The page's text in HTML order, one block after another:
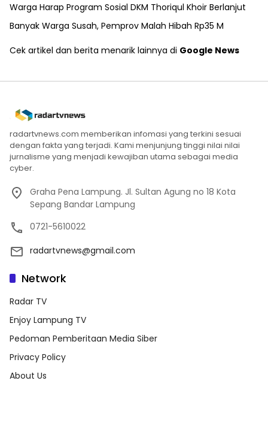
Warga Harap Program Sosial DKM Thoriqul Khoir Berlanjut
Banyak Warga Susah, Pemprov Malah Hibah Rp35 M
Cek artikel dan berita menarik lainnya di Google News
radartvnews.com memberikan infomasi yang terkini sesuai
dengan fakta yang terjadi. Kami menjunjung tinggi nilai nilai
jurnalisme yang menjadi kewajiban utama sebagai media
cyber.
Graha Pena Lampung. Jl. Sultan Agung no 18 Kota
Sepang Bandar Lampung
0721-5610022
radartvnews@gmail.com
Network
Radar TV
Enjoy Lampung TV
Pedoman Pemberitaan Media Siber
Privacy Policy
About Us